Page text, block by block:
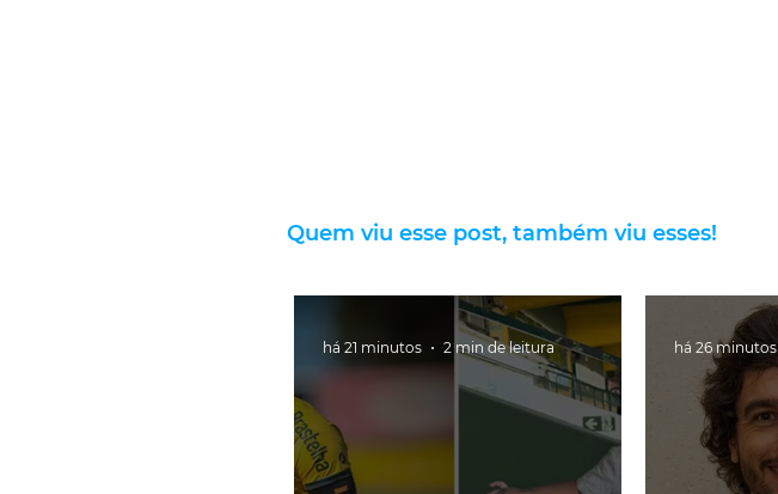
Quem viu esse post, também viu esses!
há 21 minutos 2 min de leitura há 26 minutos